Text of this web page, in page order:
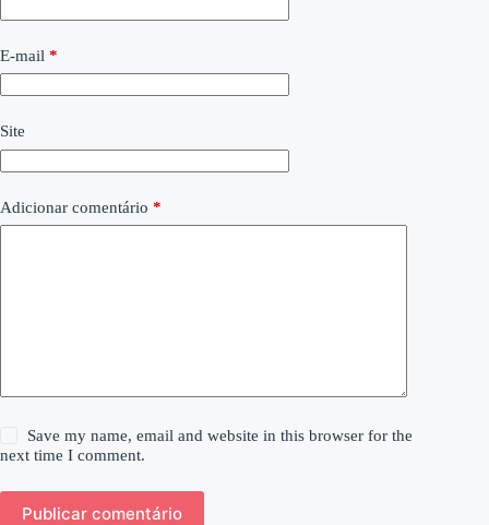
E-mail *
Site
Adicionar comentário *
Save my name, email and website in this browser for the
next time I comment.
Publicar comentário